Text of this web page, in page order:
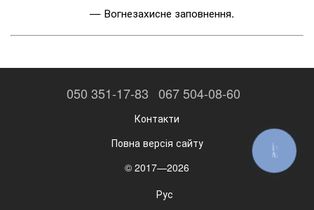
Вогнезахисне заповнення.
050 351-17-83 067 504-08-60
Контакти
Повна версія сайту
© 2017—2026
Рус
КНОПКА
ЗВ'ЯЗКУ